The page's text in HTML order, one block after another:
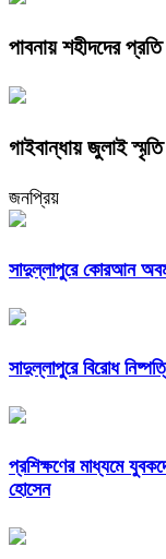
পাবনায় শহীদদের
গাইবান্ধায় জুলাই
জনপ্রিয়
সাদুল্লাপুরে কোরআন
সাদুল্লাপুরে বিরোধ
প্রশিক্ষণের মাধ্যমে
হোসেন